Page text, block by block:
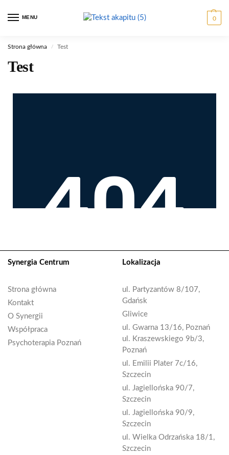
MENU 0
Strona główna / Test
Test
Synergia Centrum
Strona główna
Kontakt
O Synergii
Współpraca
Psychoterapia Poznań
Lokalizacja
ul. Partyzantów 8/107,
Gdańsk
Gliwice
ul. Gwarna 13/16, Poznań
ul. Kraszewskiego 9b/3,
Poznań
ul. Emilii Plater 7c/16,
Szczecin
ul. Jagiellońska 90/7,
Szczecin
ul. Jagiellońska 90/9,
Szczecin
ul. Wielka Odrzańska 18/1,
Szczecin